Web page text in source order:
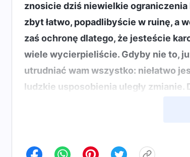
znosicie dziś niewielkie ograniczenia
zbyt łatwo, popadlibyście w ruinę, a
zaś ochronę dlatego, że jesteście
wiele wycierpieliście. Gdyby nie to,
utrudniać wam wszystko: niełatwo
ludzkie usposobienia uległy zmianie.
przy pomocy faktów. Dopiero wtedy